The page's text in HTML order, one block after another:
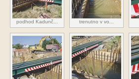
podhod Kadunč... trenutno v vo...